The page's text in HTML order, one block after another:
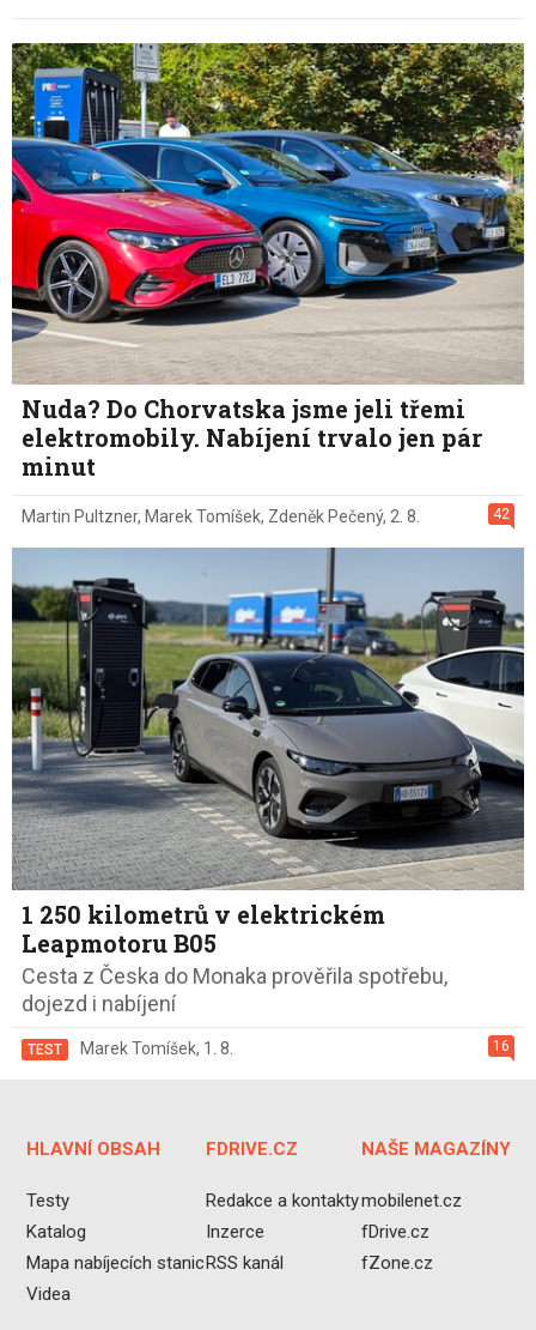
Nuda? Do Chorvatska jsme jeli třemi
elektromobily. Nabíjení trvalo jen pár
minut
42
Martin Pultzner, Marek Tomíšek, Zdeněk Pečený, 2. 8.
1 250 kilometrů v elektrickém
Leapmotoru B05
Cesta z Česka do Monaka prověřila spotřebu,
dojezd i nabíjení
16
TEST Marek Tomíšek, 1. 8.
HLAVNÍ OBSAH
Testy
Katalog
Mapa nabíjecích stanic
Videa
FDRIVE.CZ
Redakce a kontakty
Inzerce
RSS kanál
NAŠE MAGAZÍNY
mobilenet.cz
fDrive.cz
fZone.cz